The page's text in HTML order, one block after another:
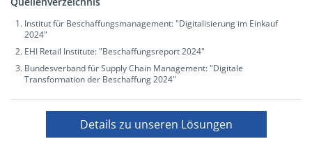
Institut für Beschaffungsmanagement: "Digitalisierung im Einkauf
2024"
EHI Retail Institute: "Beschaffungsreport 2024"
Bundesverband für Supply Chain Management: "Digitale
Transformation der Beschaffung 2024"
Details zu unseren Lösungen